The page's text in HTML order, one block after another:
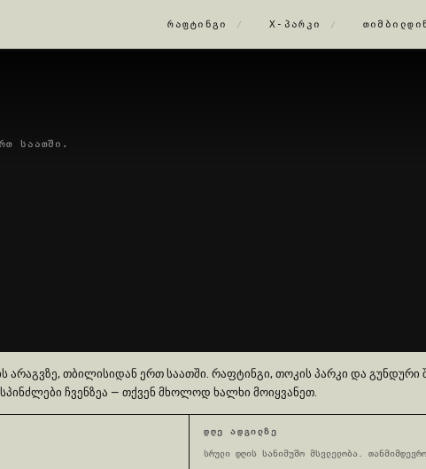
ᲠᲐᲤᲢᲘᲜᲒᲘ / X-ᲞᲐᲠᲙᲘ /
საათში.
არაგვზე, თბილისიდან ერთ საათში. რაფტინგი, თოკის პარკი და
ჩვენზეა — თქვენ მხოლოდ ხალხი მოიყვანეთ.
ᲓᲦᲔ ᲐᲓᲒᲘᲚᲖᲔ
სრული დღის სანიმუშო მსვლელობა.